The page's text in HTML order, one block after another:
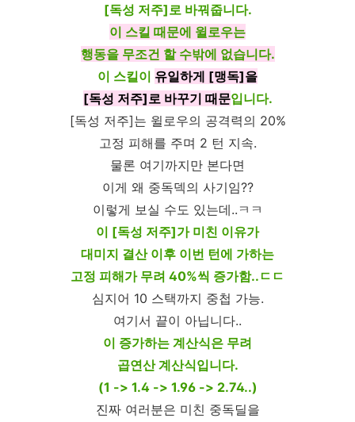
[독성 저주]로 바꿔줍니다.
이 스킬 때문에 윌로우는
행동을 무조건 할 수밖에 없습니다.
이 스킬이 유일하게 [맹독]을
[독성 저주]로 바꾸기 때문입니다.
[독성 저주]는 윌로우의 공격력의 20%
고정 피해를 주며 2 턴 지속.
물론 여기까지만 본다면
이게 왜 중독덱의 사기임??
이렇게 보실 수도 있는데..ㅋㅋ
이 [독성 저주]가 미친 이유가
대미지 결산 이후 이번 턴에 가하는
고정 피해가 무려 40%씩 증가함..ㄷㄷ
심지어 10 스택까지 중첩 가능.
여기서 끝이 아닙니다..
이 증가하는 계산식은 무려
곱연산 계산식입니다.
(1 -> 1.4 -> 1.96 -> 2.74..)
진짜 여러분은 미친 중독딜을